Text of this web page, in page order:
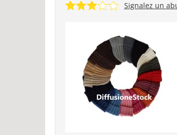
Signalez un